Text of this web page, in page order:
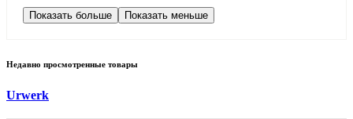
Показать больше Показать меньше
Недавно просмотренные товары
Urwerk